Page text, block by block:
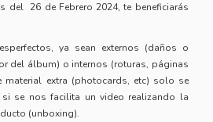
del 26 de Febrero 2024, te beneficiarás
ya sean externos (daños o
del álbum) o internos (roturas, páginas
material extra (photocards, etc) solo se
si se nos facilita un video realizando la
(unboxing).